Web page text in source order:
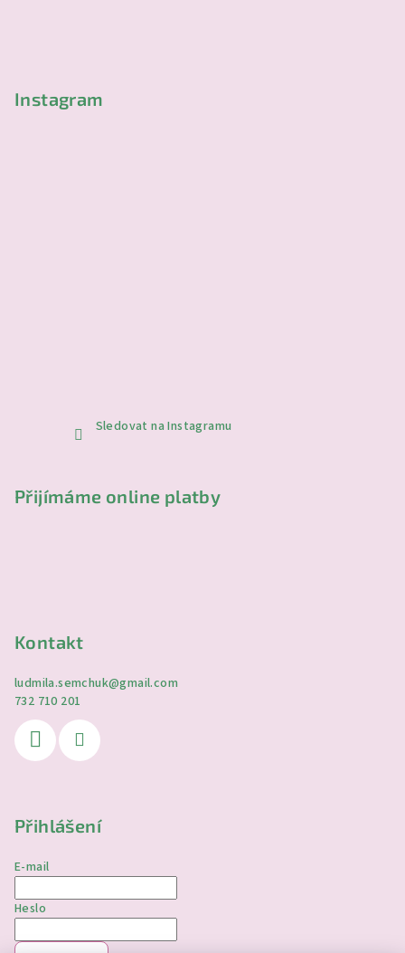
Instagram
Sledovat na Instagramu
Přijímáme online platby
Kontakt
ludmila.semchuk@gmail.com
732 710 201
Přihlášení
E-mail
Heslo